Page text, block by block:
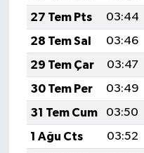
27 Tem Pts
03:44
28 Tem Sal
03:46
29 Tem Çar
03:47
30 Tem Per
03:49
31 Tem Cum
03:50
1 Ağu Cts
03:52